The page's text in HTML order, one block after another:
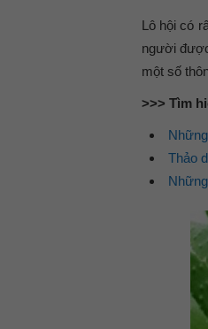
Lô hội có
người
một số
>>> Tìm
Thảo